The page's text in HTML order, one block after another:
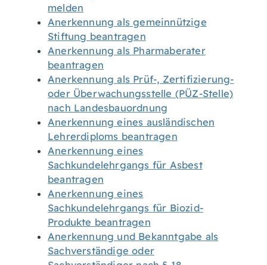
melden
Anerkennung als gemeinnützige
Stiftung beantragen
Anerkennung als Pharmaberater
beantragen
Anerkennung als Prüf-, Zertifizierung-
oder Überwachungsstelle (PÜZ-Stelle)
nach Landesbauordnung
Anerkennung eines ausländischen
Lehrerdiploms beantragen
Anerkennung eines
Sachkundelehrgangs für Asbest
beantragen
Anerkennung eines
Sachkundelehrgangs für Biozid-
Produkte beantragen
Anerkennung und Bekanntgabe als
Sachverständige oder